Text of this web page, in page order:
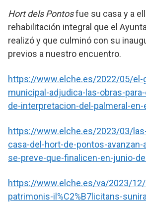
Hort dels Pontosfue su casa y a
rehabilitación integral que el
realizó y que culminó con su
previos a nuestro encuentro.
https://www.elche.es/2022/05/el-
municipal-adjudica-las-obras-
de-interpretacion-del-palmeral-
https://www.elche.es/2023/03/
casa-del-hort-de-pontos-
se-preve-que-finalicen-en-junio-
https://www.elche.es/va/2023/
patrimonis-il%C2%B7licitans-